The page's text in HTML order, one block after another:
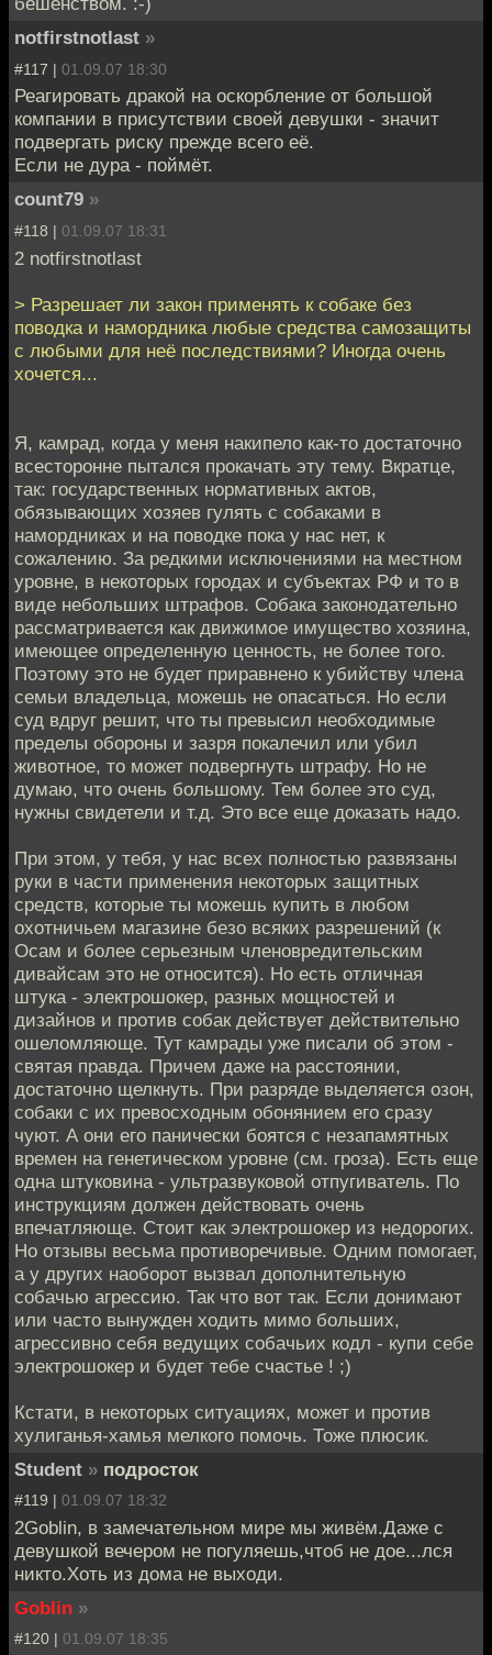
notfirstnotlast »
#117 | 01.09.07 18:30
Реагировать дракой на оскорбление от большой
компании в присутствии своей девушки - значит
подвергать риску прежде всего её.
Если не дура - поймёт.
count79 »
#118 | 01.09.07 18:31
2 notfirstnotlast
> Разрешает ли закон применять к собаке без
поводка и намордника любые средства самозащиты
с любыми для неё последствиями? Иногда очень
хочется...
Я, камрад, когда у меня накипело как-то достаточно
всесторонне пытался прокачать эту тему. Вкратце,
так: государственных нормативных актов,
обязывающих хозяев гулять с собаками в
намордниках и на поводке пока у нас нет, к
сожалению. За редкими исключениями на местном
уровне, в некоторых городах и субъектах РФ и то в
виде небольших штрафов. Собака законодательно
рассматривается как движимое имущество хозяина,
имеющее определенную ценность, не более того.
Поэтому это не будет приравнено к убийству члена
семьи владельца, можешь не опасаться. Но если
суд вдруг решит, что ты превысил необходимые
пределы обороны и зазря покалечил или убил
животное, то может подвергнуть штрафу. Но не
думаю, что очень большому. Тем более это суд,
нужны свидетели и т.д. Это все еще доказать надо.
При этом, у тебя, у нас всех полностью развязаны
руки в части применения некоторых защитных
средств, которые ты можешь купить в любом
охотничьем магазине безо всяких разрешений (к
Осам и более серьезным членовредительским
дивайсам это не относится). Но есть отличная
штука - электрошокер, разных мощностей и
дизайнов и против собак действует действительно
ошеломляюще. Тут камрады уже писали об этом -
святая правда. Причем даже на расстоянии,
достаточно щелкнуть. При разряде выделяется озон,
собаки с их превосходным обонянием его сразу
чуют. А они его панически боятся с незапамятных
времен на генетическом уровне (см. гроза). Есть еще
одна штуковина - ультразвуковой отпугиватель. По
инструкциям должен действовать очень
впечатляюще. Стоит как электрошокер из недорогих.
Но отзывы весьма противоречивые. Одним помогает,
а у других наоборот вызвал дополнительную
собачью агрессию. Так что вот так. Если донимают
или часто вынужден ходить мимо больших,
агрессивно себя ведущих собачьих кодл - купи себе
электрошокер и будет тебе счастье ! ;)
Кстати, в некоторых ситуациях, может и против
хулиганья-хамья мелкого помочь. Тоже плюсик.
Student » подросток
#119 | 01.09.07 18:32
2Goblin, в замечательном мире мы живём.Даже с
девушкой вечером не погуляешь,чтоб не дое...лся
никто.Хоть из дома не выходи.
Goblin »
#120 | 01.09.07 18:35